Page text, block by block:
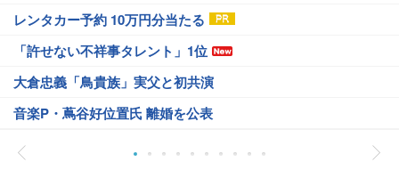
レンタカー予約 10万円分当たる
「許せない不祥事タレント」1位
大倉忠義「鳥貴族」実父と初共演
音楽P・蔦谷好位置氏 離婚を公表